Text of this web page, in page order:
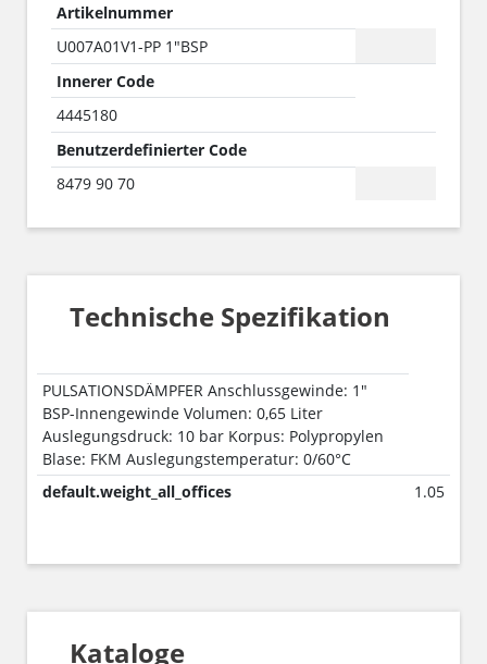
Artikelnummer
U007A01V1-PP 1"BSP
Innerer Code
4445180
Benutzerdefinierter Code
8479 90 70
Technische Spezifikation
PULSATIONSDÄMPFER Anschlussgewinde: 1"
BSP-Innengewinde Volumen: 0,65 Liter
Auslegungsdruck: 10 bar Korpus: Polypropylen
Blase: FKM Auslegungstemperatur: 0/60°C
default.weight_all_offices
1.05
Kataloge